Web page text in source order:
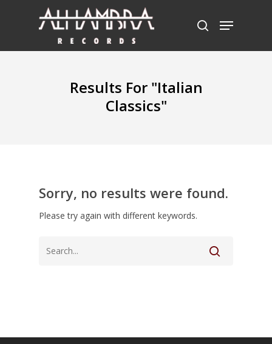
Results For "Italian
Classics"
Sorry, no results were found.
Please try again with different keywords.
Komponisten